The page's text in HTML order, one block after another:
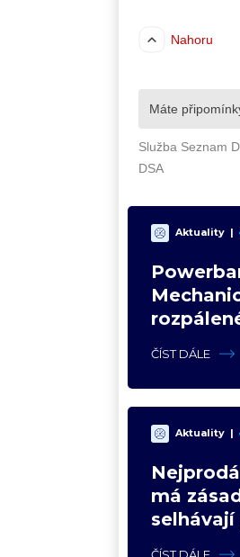
Aktuality |
Hrozí i
ČÍST DÁLE
Aktuality |
má
nejsilnější